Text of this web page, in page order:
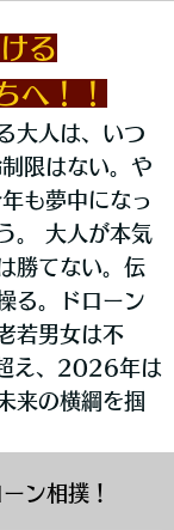
る
へ！！
大人は、いつ
限はない。や
も夢中になっ
。 大人が本気
勝てない。伝
る。ドローン
若男女は不
え、2026年は
来の横綱を掴
ン相撲！